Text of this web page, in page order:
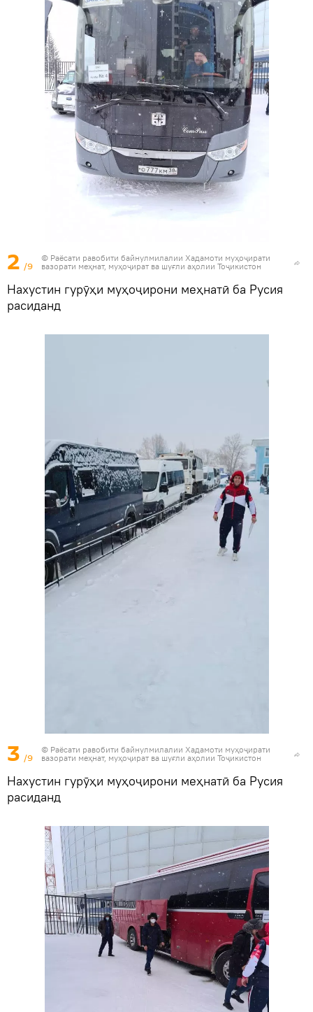
2 /9
© Раёсати равобити байнулмилалии Хадамоти муҳоҷирати
вазорати меҳнат, муҳоҷират ва шуғли аҳолии Тоҷикистон
Нахустин гурӯҳи муҳоҷирони меҳнатӣ ба Русия
расиданд
3 /9
© Раёсати равобити байнулмилалии Хадамоти муҳоҷирати
вазорати меҳнат, муҳоҷират ва шуғли аҳолии Тоҷикистон
Нахустин гурӯҳи муҳоҷирони меҳнатӣ ба Русия
расиданд